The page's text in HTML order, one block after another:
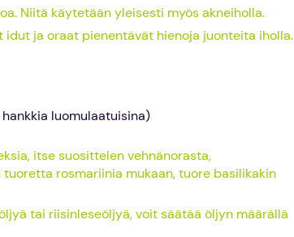
Niitä käytetään yleisesti myös akneiholla.
ja oraat pienentävät hienoja juonteita iholla.
luomulaatuisina)
itse suosittelen vehnänorasta,
rosmariinia mukaan, tuore basilikakin
tai riisinleseöljyä, voit säätää öljyn määrällä